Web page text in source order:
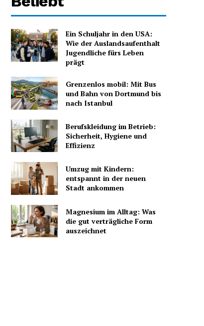
Ein Schuljahr in den USA:
Wie der Auslandsaufenthalt
Jugendliche fürs Leben
prägt
Grenzenlos mobil: Mit Bus
und Bahn von Dortmund bis
nach Istanbul
Berufskleidung im Betrieb:
Sicherheit, Hygiene und
Effizienz
Umzug mit Kindern:
entspannt in der neuen
Stadt ankommen
Magnesium im Alltag: Was
die gut verträgliche Form
auszeichnet